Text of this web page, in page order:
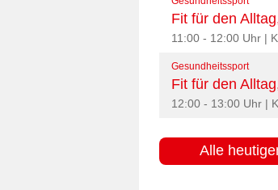
Fit für den
11:00 - 12:00 Uhr |
Gesundheitssport
Fit für den
12:00 - 13:00 Uhr |
Alle